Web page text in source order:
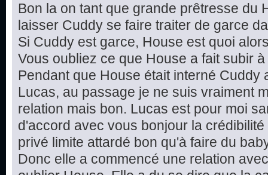
Bon la on tant que grande prêtresse du
laisser Cuddy se faire traiter de garce
Si Cuddy est garce, House est quoi
Vous oubliez ce que House a fait subir
Pendant que House était interné Cuddy
Lucas, au passage je ne suis vraiment
relation mais bon. Lucas est pour moi
d'accord avec vous bonjour la
privé limite attardé bon qu'à faire du
Donc elle a commencé une relation